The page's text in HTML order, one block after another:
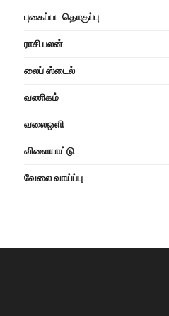
புகைப்பட தொகுப்பு
ராசி பலன்
லைப் ஸ்டைல்
வணிகம்
வலைஒளி
விளையாட்டு
வேலை வாய்ப்பு